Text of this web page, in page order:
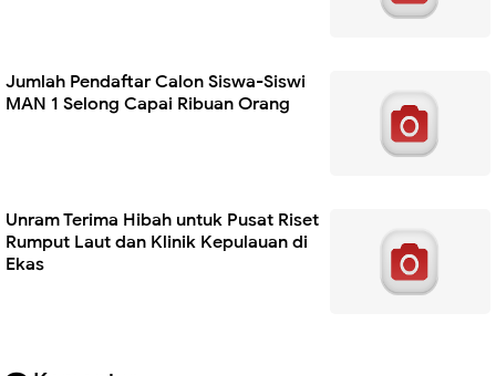
Jumlah Pendaftar Calon Siswa-Siswi
MAN 1 Selong Capai Ribuan Orang
Unram Terima Hibah untuk Pusat Riset
Rumput Laut dan Klinik Kepulauan di
Ekas